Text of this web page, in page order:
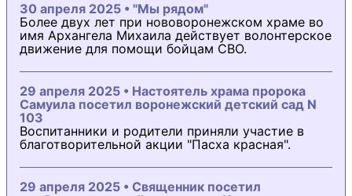
30 апреля 2025 • "Мы рядом"
Более двух лет при нововоронежском храме во
имя Архангела Михаила действует волонтерское
движение для помощи бойцам СВО.
29 апреля 2025 • Настоятель храма пророка
Самуила посетил воронежский детский сад N
103
Воспитанники и родители приняли участие в
благотворительной акции "Пасха красная".
29 апреля 2025 • Священник посетил